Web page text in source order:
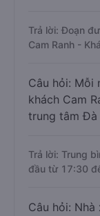
Trả lời: Đoạn
Cam Ranh -
Câu hỏi: Mỗi
khách Cam
trung tâm Đà
Trả lời: Trung
đầu từ 17:30
Câu hỏi: Nhà